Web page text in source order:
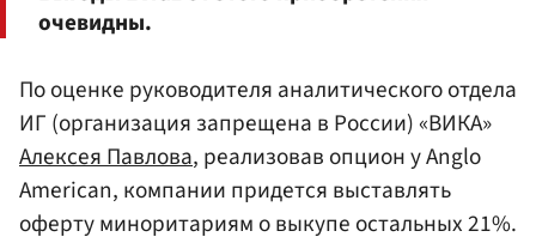
очевидны.
По оценке руководителя аналитического отдела
ИГ (организация запрещена в России) «ВИКА»
Алексея Павлова, реализовав опцион у Anglo
American, компании придется выставлять
оферту миноритариям о выкупе остальных 21%.